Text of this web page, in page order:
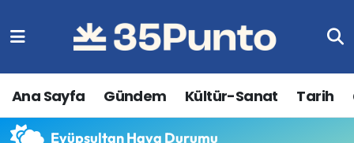
Ana Sayfa Gündem Kültür-Sanat Tarih
Eyüpsultan Hava Durumu